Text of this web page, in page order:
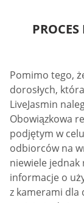
Pomimo tego,
dorosłych,
LiveJasmin
Obowiązkowa
podjętym w
odbiorców na
niewiele
informacje o
z kamerami dla